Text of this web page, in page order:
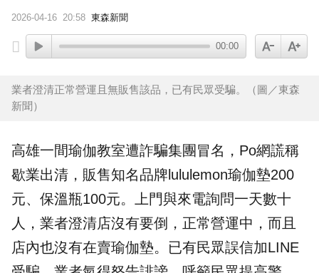
2026-04-16 20:58 東森新聞
00:00
業者澄清正常營運且無販售該品，已有民眾受騙。（圖／東森
新聞）
高雄一間瑜伽教室遭詐騙集團冒名，Po網謊稱
歇業出清，販售知名品牌 lululemon瑜伽墊200
元、保溫瓶100元。上門與來電詢問一天數十
人，業者澄清店沒有要倒，正常營運中，而且
店內也沒有在賣瑜伽墊。已有民眾誤信加LINE